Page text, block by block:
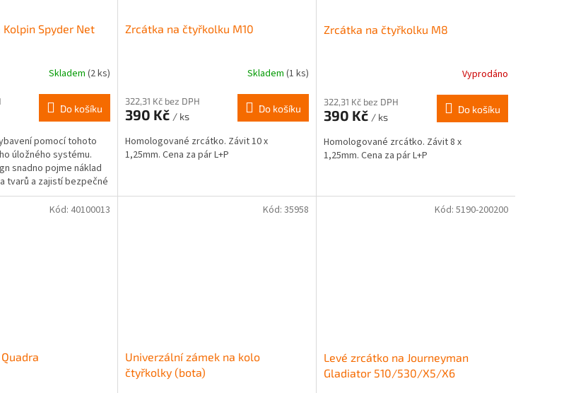
Spyder Net
Skladem (2 ks)
Do košíku
pomocí tohoto
úložného systému.
snadno pojme náklad
tvarů a zajistí bezpečné
Zrcátka na čtyřkolku M10
Skladem (1 ks)
322,31 Kč bez DPH
390 Kč / ks
Do košíku
Homologované zrcátko. Závit 10 x
1,25mm. Cena za pár L+P
Zrcátka na čtyřkolku M8
Vyprodáno
322,31 Kč bez DPH
390 Kč / ks
Do košíku
Homologované zrcátko. Závit 8 x
1,25mm. Cena za pár L+P
Kód: 40100013
Univerzální zámek na kolo
čtyřkolky (bota)
Kód: 35958
Levé zrcátko na Journeyman
Gladiator 510/530/X5/X6
Kód: 5190-200200